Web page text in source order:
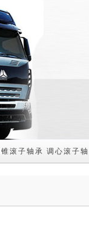
锥滚子轴承 调心滚子